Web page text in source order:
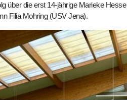
über die erst 14-jährige Marieke
Filia Mohring (USV Jena).